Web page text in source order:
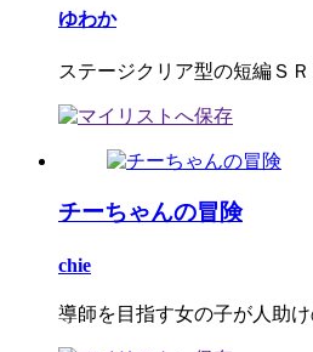
ゆわか
ステージクリア型の短編ＳＲ
チーちゃんの冒険
chie
導師を目指す女の子が人助